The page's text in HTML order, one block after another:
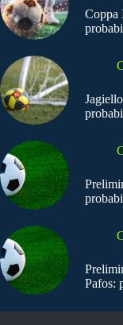
Coppa
Pafos: